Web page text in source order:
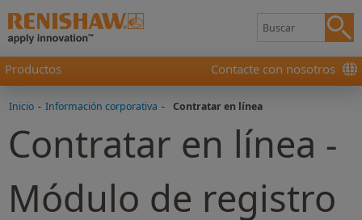
Productos Contacte con nosotros
Inicio - Información corporativa - Contratar en línea
Contratar en línea -
Módulo de registro